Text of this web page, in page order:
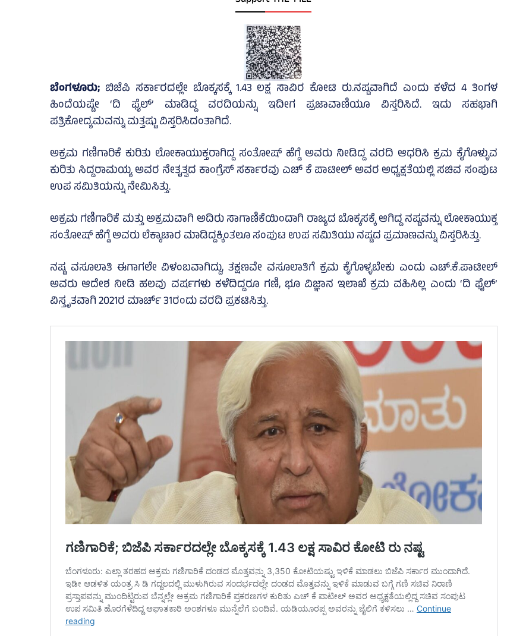
ಬೆಂಗಳೂರು; ಬಿಜೆಪಿ ಸರ್ಕಾರದಲ್ಲೇ ಬೊಕ್ಕಸಕ್ಕೆ 1.43 ಲಕ್ಷ ಸಾವಿರ ಕೋಟಿ ರು.ನಷ್ಟವಾಗಿದೆ ಎಂದು ಕಳೆದ 4 ತಿಂಗಳ
ಹಿಂದೆಯಷ್ಟೇ ‘ದಿ ಫೈಲ್‌’ ಮಾಡಿದ್ದ ವರದಿಯನ್ನು ಇದೀಗ ಪ್ರಜಾವಾಣಿಯೂ ವಿಸ್ತರಿಸಿದೆ. ಇದು ಸಹಭಾಗಿ
ಪತ್ರಿಕೋದ್ಯಮವನ್ನು ಮತ್ತಷ್ಟು ವಿಸ್ತರಿಸಿದಂತಾಗಿದೆ.
ಅಕ್ರಮ ಗಣಿಗಾರಿಕೆ ಕುರಿತು ಲೋಕಾಯುಕ್ತರಾಗಿದ್ದ ಸಂತೋಷ್‌ ಹೆಗ್ಡೆ ಅವರು ನೀಡಿದ್ದ ವರದಿ ಆಧರಿಸಿ ಕ್ರಮ ಕೈಗೊಳ್ಳುವ
ಕುರಿತು ಸಿದ್ದರಾಮಯ್ಯ ಅವರ ನೇತೃತ್ವದ ಕಾಂಗ್ರೆಸ್‌ ಸರ್ಕಾರವು ಎಚ್‌ ಕೆ ಪಾಟೀಲ್‌ ಅವರ ಅಧ್ಯಕ್ಷತೆಯಲ್ಲಿ ಸಚಿವ ಸಂಪುಟ
ಉಪ ಸಮಿತಿಯನ್ನು ನೇಮಿಸಿತ್ತು.
ಅಕ್ರಮ ಗಣಿಗಾರಿಕೆ ಮತ್ತು ಅಕ್ರಮವಾಗಿ ಅದಿರು ಸಾಗಾಣಿಕೆಯಿಂದಾಗಿ ರಾಜ್ಯದ ಬೊಕ್ಕಸಕ್ಕೆ ಆಗಿದ್ದ ನಷ್ಟವನ್ನು ಲೋಕಾಯುಕ್ತ
ಸಂತೋಷ್‌ ಹೆಗ್ಡೆ ಅವರು ಲೆಕ್ಕಾಚಾರ ಮಾಡಿದ್ದಕ್ಕಿಂತಲೂ ಸಂಪುಟ ಉಪ ಸಮಿತಿಯು ನಷ್ಟದ ಪ್ರಮಾಣವನ್ನು ವಿಸ್ತರಿಸಿತ್ತು.
ನಷ್ಟ ವಸೂಲಾತಿ ಈಗಾಗಲೇ ವಿಳಂಬವಾಗಿದ್ದು, ತಕ್ಷಣವೇ ವಸೂಲಾತಿಗೆ ಕ್ರಮ ಕೈಗೊಳ್ಳಬೇಕು ಎಂದು ಎಚ್.ಕೆ.ಪಾಟೀಲ್
ಅವರು ಆದೇಶ ನೀಡಿ ಹಲವು ವರ್ಷಗಳು ಕಳೆದಿದ್ದರೂ ಗಣಿ, ಭೂ ವಿಜ್ಞಾನ ಇಲಾಖೆ ಕ್ರಮ ವಹಿಸಿಲ್ಲ ಎಂದು ‘ದಿ ಫೈಲ್‌’
ವಿಸ್ತೃತವಾಗಿ 2021ರ ಮಾರ್ಚ್‌ 31ರಂದು ವರದಿ ಪ್ರಕಟಿಸಿತ್ತು.